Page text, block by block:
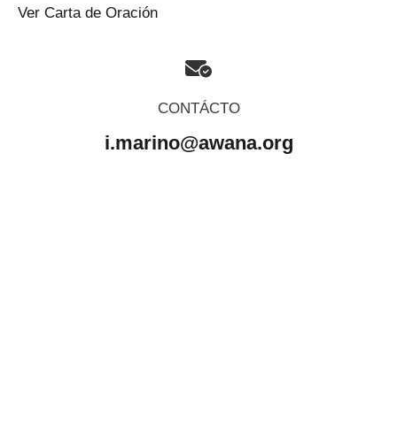
Ver Carta de Oración
CONTÁCTO
i.marino@awana.org